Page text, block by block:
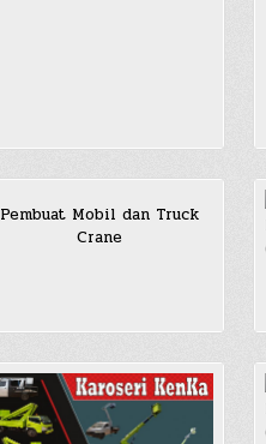
Pembuat Mobil dan Truck
Crane